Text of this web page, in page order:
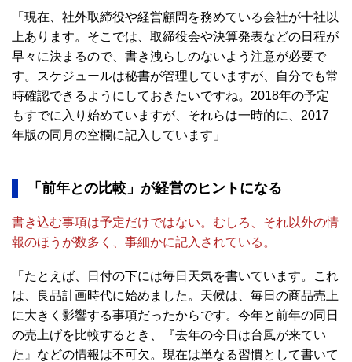
「現在、社外取締役や経営顧問を務めている会社が十社以
上あります。そこでは、取締役会や決算発表などの日程が
早々に決まるので、書き洩らしのないよう注意が必要で
す。スケジュールは秘書が管理していますが、自分でも常
時確認できるようにしておきたいですね。2018年の予定
もすでに入り始めていますが、それらは一時的に、2017
年版の同月の空欄に記入しています」
「前年との比較」が経営のヒントになる
書き込む事項は予定だけではない。むしろ、それ以外の情
報のほうが数多く、事細かに記入されている。
「たとえば、日付の下には毎日天気を書いています。これ
は、良品計画時代に始めました。天候は、毎日の商品売上
に大きく影響する事項だったからです。今年と前年の同日
の売上げを比較するとき、『去年の今日は台風が来てい
た』などの情報は不可欠。現在は単なる習慣として書いて